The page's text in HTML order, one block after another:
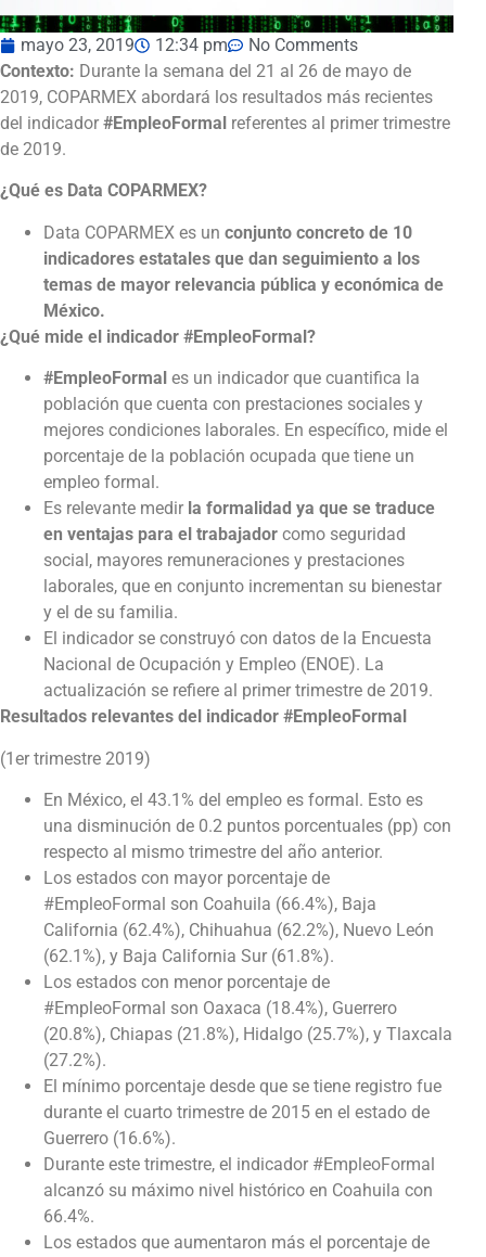
mayo 23, 2019 12:34 pm
No Comments
Contexto: Durante la semana del 21 al 26 de mayo de
2019, COPARMEX abordará los resultados más recientes
del indicador #EmpleoFormal referentes al primer trimestre
de 2019.
¿Qué es Data COPARMEX?
Data COPARMEX es un conjunto concreto de 10
indicadores estatales que dan seguimiento a los
temas de mayor relevancia pública y económica de
México.
¿Qué mide el indicador #EmpleoFormal?
#EmpleoFormal es un indicador que cuantifica la
población que cuenta con prestaciones sociales y
mejores condiciones laborales. En específico, mide el
porcentaje de la población ocupada que tiene un
empleo formal.
Es relevante medir la formalidad ya que se traduce
en ventajas para el trabajador como seguridad
social, mayores remuneraciones y prestaciones
laborales, que en conjunto incrementan su bienestar
y el de su familia.
El indicador se construyó con datos de la Encuesta
Nacional de Ocupación y Empleo (ENOE). La
actualización se refiere al primer trimestre de 2019.
Resultados relevantes del indicador #EmpleoFormal
(1er trimestre 2019)
En México, el 43.1% del empleo es formal. Esto es
una disminución de 0.2 puntos porcentuales (pp) con
respecto al mismo trimestre del año anterior.
Los estados con mayor porcentaje de
#EmpleoFormal son Coahuila (66.4%), Baja
California (62.4%), Chihuahua (62.2%), Nuevo León
(62.1%), y Baja California Sur (61.8%).
Los estados con menor porcentaje de
#EmpleoFormal son Oaxaca (18.4%), Guerrero
(20.8%), Chiapas (21.8%), Hidalgo (25.7%), y Tlaxcala
(27.2%).
El mínimo porcentaje desde que se tiene registro fue
durante el cuarto trimestre de 2015 en el estado de
Guerrero (16.6%).
Durante este trimestre, el indicador #EmpleoFormal
alcanzó su máximo nivel histórico en Coahuila con
66.4%.
Los estados que aumentaron más el porcentaje de